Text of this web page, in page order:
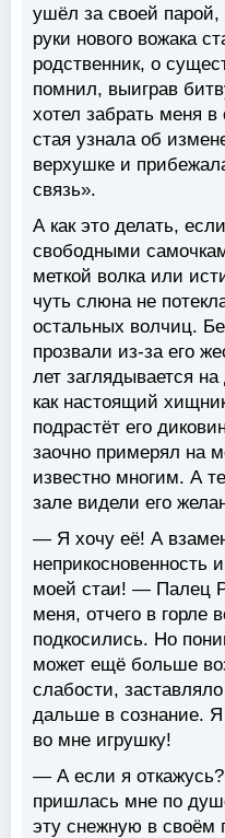
ушёл за своей
руки нового вожака
родственник, о
помнил, выиграв
хотел забрать меня
стая узнала об
верхушке и
связь».
А как это делать,
свободными
меткой волка или
чуть слюна не
остальных волчиц.
прозвали из-за его
лет заглядывается
как настоящий
подрастёт его
заочно примерял на
известно многим. А
зале видели его
— Я хочу её! А
неприкосновенность
моей стаи! — Палец
меня, отчего в горле
подкосились. Но
может ещё больше
слабости,
дальше в сознание.
во мне игрушку!
— А если я
пришлась мне по
эту снежную в своём